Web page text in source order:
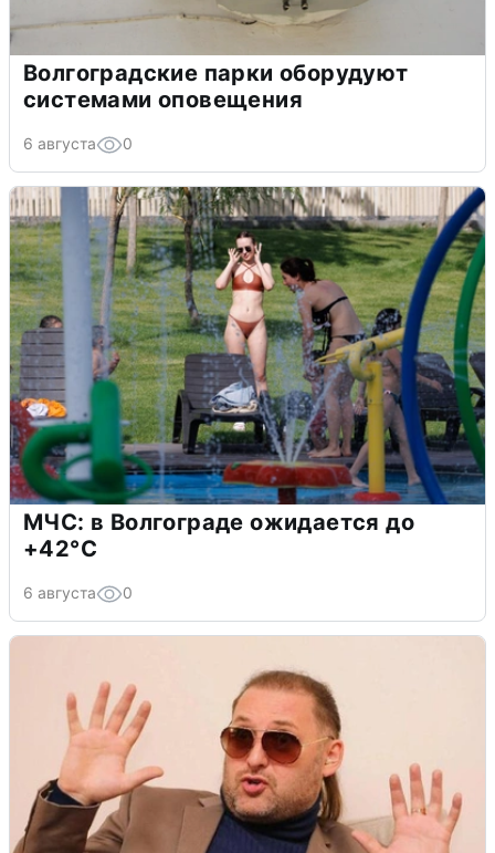
Волгоградские парки оборудуют
системами оповещения
6 августа 0
МЧС: в Волгограде ожидается до
+42°C
6 августа 0